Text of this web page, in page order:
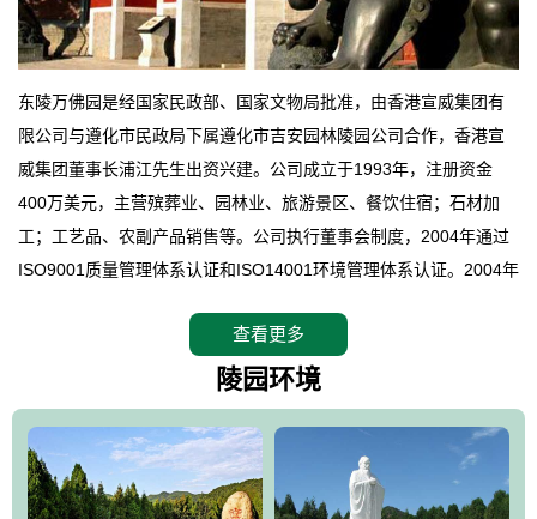
东陵万佛园是经国家民政部、国家文物局批准，由香港宣威集团有
限公司与遵化市民政局下属遵化市吉安园林陵园公司合作，香港宣
威集团董事长浦江先生出资兴建。公司成立于1993年，注册资金
400万美元，主营殡葬业、园林业、旅游景区、餐饮住宿；石材加
工；工艺品、农副产品销售等。公司执行董事会制度，2004年通过
ISO9001质量管理体系认证和ISO14001环境管理体系认证。2004年
拥有4A级旅游区头衔的花园式陵园，园内建有四星级酒店一座。
万佛园位于遵化市境内，座落在世界文化遗产清东陵地形墙内，地
形绝佳，地理位置优越，交通便利。公司以“建设全国顶级人生后花
园、打造佛教精品旅游圣地”为目标，以海外归侨、国内外知名人士
的墓地安葬、祭祀吊亡并结合旅游参观构成其主要使用功能；以苍
郁绚丽、优雅宜人的园林景观构成其外部形象。通过墓园建设与造
查看更多
陵园环境